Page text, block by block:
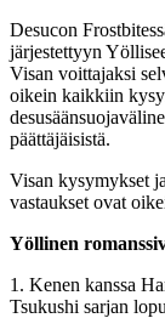
Desucon
järjestettyyn
Visan voittajaksi
oikein kaikkiin
päättäjäisistä.
Visan kysymykset
vastaukset ovat
Yöllinen
1. Kenen kanssa
Tsukushi sarjan